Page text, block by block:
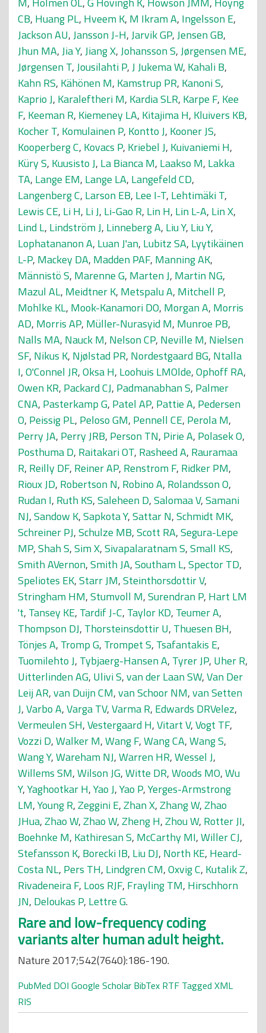
CB, Huang PL, Hveem K, M Ikram A, Ingelsson E,
Jackson AU,Jansson J-H,Jarvik GP,Jensen GB,
Jhun MA,Jia Y,Jiang X,Johansson S,Jørgensen ME,
Jørgensen T,Jousilahti P,J Jukema W, Kahali B,
Kahn RS, Kähönen M, Kamstrup PR, Kanoni S,
Kaprio J, Karaleftheri M, Kardia SLR, Karpe F, Kee
F, Keeman R, Kiemeney LA, Kitajima H, Kluivers KB,
Kocher T, Komulainen P, Kontto J, Kooner JS,
Kooperberg C, Kovacs P, Kriebel J, Kuivaniemi H,
Küry S, Kuusisto J, La Bianca M, Laakso M, Lakka
TA, Lange EM, Lange LA, Langefeld CD,
Langenberg C, Larson EB, Lee I-T, Lehtimäki T,
Lewis CE, Li H, Li J, Li-Gao R, Lin H, Lin L-A, Lin X,
Lind L, Lindström J, Linneberg A, Liu Y, Liu Y,
Lophatananon A, Luan J'an, Lubitz SA, Lyytikäinen
L-P, Mackey DA, Madden PAF, Manning AK,
Männistö S, Marenne G, Marten J, Martin NG,
Mazul AL, Meidtner K, Metspalu A, Mitchell P,
Mohlke KL, Mook-Kanamori DO, Morgan A, Morris
AD, Morris AP, Müller-Nurasyid M, Munroe PB,
Nalls MA, Nauck M, Nelson CP, Neville M, Nielsen
SF, Nikus K, Njølstad PR, Nordestgaard BG, Ntalla
I,O'Connel JR,Oksa H, Loohuis LMOlde,Ophoff RA,
Owen KR, Packard CJ, Padmanabhan S, Palmer
CNA, Pasterkamp G, Patel AP, Pattie A, Pedersen
O, Peissig PL, Peloso GM, Pennell CE, Perola M,
Perry JA, Perry JRB, Person TN, Pirie A, Polasek O,
Posthuma D, Raitakari OT, Rasheed A, Rauramaa
R, Reilly DF, Reiner AP, Renstrom F, Ridker PM,
Rioux JD, Robertson N, Robino A, Rolandsson O,
Rudan I, Ruth KS,Saleheen D,Salomaa V,Samani
NJ,Sandow K,Sapkota Y,Sattar N,Schmidt MK,
Schreiner PJ,Schulze MB,Scott RA,Segura-Lepe
MP,Shah S,Sim X,Sivapalaratnam S,Small KS,
Smith AVernon,Smith JA,Southam L,Spector TD,
Speliotes EK,Starr JM,Steinthorsdottir V,
Stringham HM,Stumvoll M,Surendran P, Hart LM
't, Tansey KE, Tardif J-C, Taylor KD, Teumer A,
Thompson DJ, Thorsteinsdottir U, Thuesen BH,
Tönjes A, Tromp G, Trompet S, Tsafantakis E,
Tuomilehto J, Tybjaerg-Hansen A, Tyrer JP, Uher R,
Uitterlinden AG, Ulivi S,van der Laan SW,Van Der
Leij AR,van Duijn CM,van Schoor NM,van Setten
J,Varbo A,Varga TV,Varma R, Edwards DRVelez,
Vermeulen SH,Vestergaard H,Vitart V,Vogt TF,
Vozzi D,Walker M,Wang F,Wang CA,Wang S,
Wang Y,Wareham NJ,Warren HR,Wessel J,
Willems SM,Wilson JG,Witte DR,Woods MO,Wu
Y,Yaghootkar H,Yao J,Yao P,Yerges-Armstrong
LM,Young R,Zeggini E,Zhan X,Zhang W,Zhao
JHua,Zhao W,Zhao W,Zheng H,Zhou W, Rotter JI,
Boehnke M, Kathiresan S, McCarthy MI,Willer CJ,
Stefansson K, Borecki IB, Liu DJ, North KE, Heard-
Costa NL, Pers TH, Lindgren CM,Oxvig C, Kutalik Z,
Rivadeneira F, Loos RJF, Frayling TM, Hirschhorn
JN, Deloukas P, Lettre G.
Rare and low-frequency coding
variants alter human adult height.
Nature 2017;542(7640):186-190.
PubMed DOI Google Scholar BibTex RTF Tagged XML
RIS